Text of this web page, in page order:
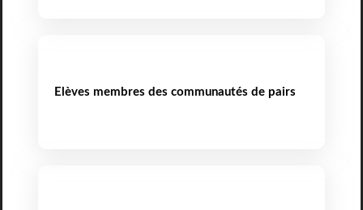
Elèves membres des communautés de pairs